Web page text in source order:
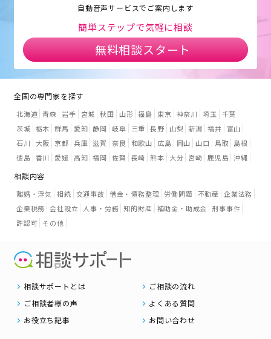
自動音声サービスでご案内します
簡単ステップで気軽に相談
無料相談スタート
全国の専門家を探す
北海道 青森 岩手 宮城 秋田 山形 福島 東京 神奈川 埼玉
千葉
茨城 栃木 群馬 愛知 静岡 岐阜 三重 長野 山梨 新潟 福井
富山
石川
大阪 京都 兵庫 滋賀 奈良 和歌山 広島 岡山 山口 鳥取
島根
徳島 香川 愛媛 高知 福岡 佐賀 長崎 熊本 大分 宮崎 鹿児島 沖縄
相談内容
離婚・浮気 相続 交通事故 借金・債務整理 労働問題 不動産 企業法務
企業税務 会社設立 人事・労務 知的財産 補助金・助成金 刑事事件
許認可 その他
相談サポートとは
ご相談の流れ
ご相談者様の声
よくある質問
お役立ち記事
お問い合わせ